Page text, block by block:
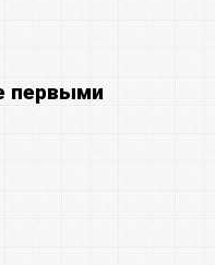
первыми